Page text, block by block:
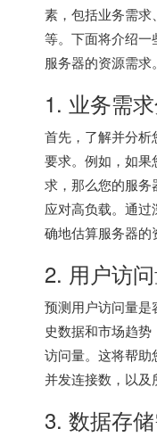
素，包括业务需
等。下面将介绍
服务器的资源需求。
1. 业务需
首先，了解并分
要求。例如，如
求，那么您的服
应对高负载。通
确地估算服务器的
2. 用户访
预测用户访问量
史数据和市场趋
访问量。这将帮助
并发连接数，以及
3. 数据存